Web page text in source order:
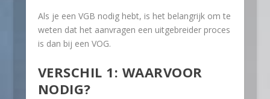
Als je een VGB nodig hebt, is het belangrijk om te
weten dat het aanvragen een uitgebreider proces
is dan bij een VOG.
VERSCHIL 1: WAARVOOR
NODIG?